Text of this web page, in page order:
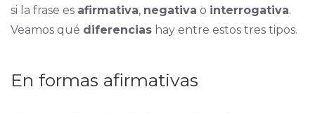
si la frase es afirmativa, negativa o interrogativa.
Veamos qué diferenciashay entre estos tres tipos.
En formas afirmativas